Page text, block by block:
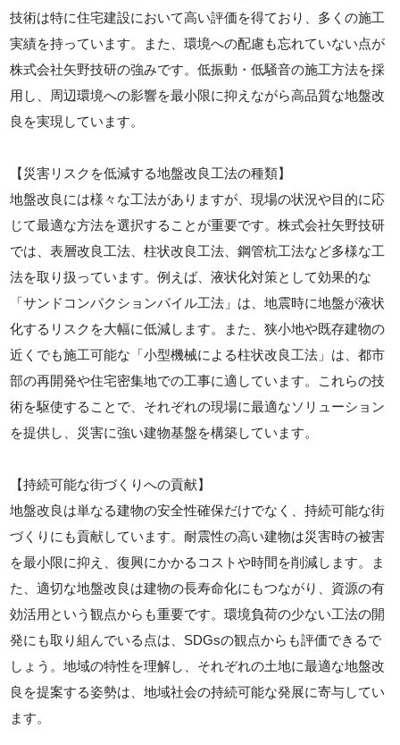
技術は特に住宅建設において高い評価を得ており、多くの施工
実績を持っています。また、環境への配慮も忘れていない点が
株式会社矢野技研の強みです。低振動・低騒音の施工方法を採
用し、周辺環境への影響を最小限に抑えながら高品質な地盤改
良を実現しています。
【災害リスクを低減する地盤改良工法の種類】
地盤改良には様々な工法がありますが、現場の状況や目的に応
じて最適な方法を選択することが重要です。株式会社矢野技研
では、表層改良工法、柱状改良工法、鋼管杭工法など多様な工
法を取り扱っています。例えば、液状化対策として効果的な
「サンドコンパクションパイル工法」は、地震時に地盤が液状
化するリスクを大幅に低減します。また、狭小地や既存建物の
近くでも施工可能な「小型機械による柱状改良工法」は、都市
部の再開発や住宅密集地での工事に適しています。これらの技
術を駆使することで、それぞれの現場に最適なソリューション
を提供し、災害に強い建物基盤を構築しています。
【持続可能な街づくりへの貢献】
地盤改良は単なる建物の安全性確保だけでなく、持続可能な街
づくりにも貢献しています。耐震性の高い建物は災害時の被害
を最小限に抑え、復興にかかるコストや時間を削減します。ま
た、適切な地盤改良は建物の長寿命化にもつながり、資源の有
効活用という観点からも重要です。環境負荷の少ない工法の開
発にも取り組んでいる点は、SDGsの観点からも評価できるで
しょう。地域の特性を理解し、それぞれの土地に最適な地盤改
良を提案する姿勢は、地域社会の持続可能な発展に寄与してい
ます。